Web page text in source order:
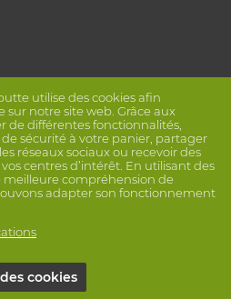
utilise des cookies afin
sur notre site web. Grâce aux
de différentes fonctionnalités,
sécurité à votre panier, partager
réseaux sociaux ou recevoir des
centres d’intérêt. En utilisant des
meilleure compréhension de
adapter son fonctionnement
cookies
de vente
Paramètres de cookies